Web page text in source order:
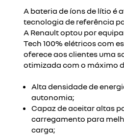
A bateria de íons de lítio é
tecnologia de referência
A Renault optou por
Tech 100% elétricos com
oferece aos clientes uma
otimizada com o máximo
Alta densidade de
autonomia;
Capaz de aceitar altas
carregamento para
carga;